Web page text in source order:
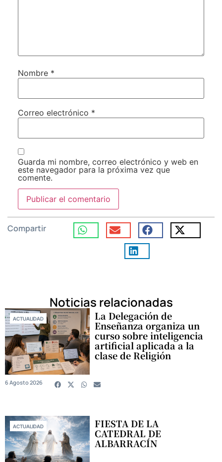
Nombre *
Correo electrónico *
Guarda mi nombre, correo electrónico y web en
este navegador para la próxima vez que
comente.
Compartir
Noticias relacionadas
ACTUALIDAD La Delegación de
Enseñanza organiza un
curso sobre inteligencia
artificial aplicada a la
clase de Religión
6 Agosto 2026
ACTUALIDAD FIESTA DE LA
CATEDRAL DE
ALBARRACÍN